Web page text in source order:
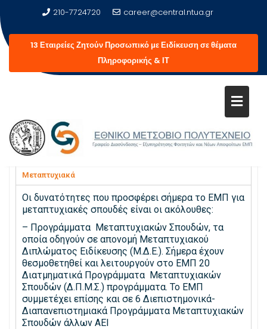
210-7724720 career@central.ntua.gr
13 Εταιρείες Ζητούν Προσωπικό με Ειδίκευση σε θέματα
Πληροφορικής & ΙΤ
ΥΠΟΤΡΟΦΊΕΣ
Μεταπτυχιακά
Οι δυνατότητες που προσφέρει σήμερα το ΕΜΠ για
μεταπτυχιακές σπουδές είναι οι ακόλουθες:
– Προγράμματα Μεταπτυχιακών Σπουδών, τα
οποία οδηγούν σε απονομή Μεταπτυχιακού
Διπλώματος Ειδίκευσης (Μ.Δ.Ε.). Σήμερα έχουν
θεσμοθετηθεί και λειτουργούν στο ΕΜΠ 20
Διατμηματικά Προγράμματα Μεταπτυχιακών
Σπουδών (Δ.Π.Μ.Σ.) προγράμματα. Το ΕΜΠ
συμμετέχει επίσης και σε 6 Διεπιστημονικά-
Διαπανεπιστημιακά Προγράμματα Μεταπτυχιακών
Σπουδών άλλων AEI